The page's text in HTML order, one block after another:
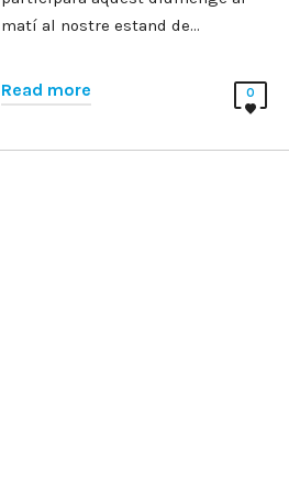
matí al nostre estand de…
Read more 0